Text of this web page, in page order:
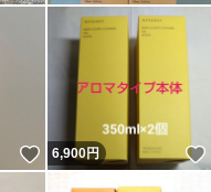
いいね！
6,900円